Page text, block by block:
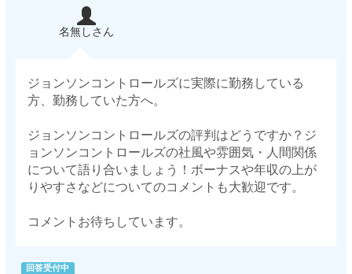
名無しさん
ジョンソンコントロールズに実際に勤務している
方、勤務していた方へ。
ジョンソンコントロールズの評判はどうですか？ジ
ョンソンコントロールズの社風や雰囲気・人間関係
について語り合いましょう！ボーナスや年収の上が
りやすさなどについてのコメントも大歓迎です。
コメントお待ちしています。
回答受付中